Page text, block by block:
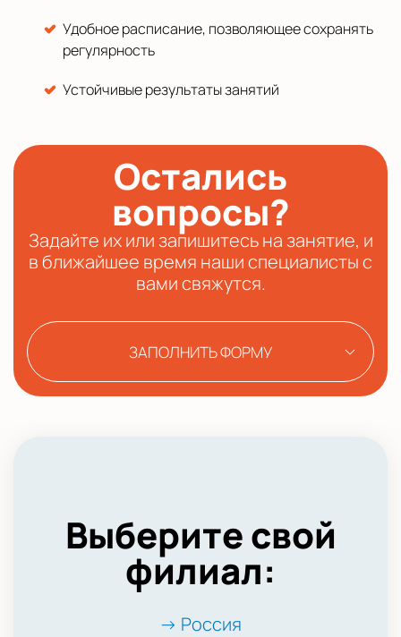
Удобное расписание, позволяющее сохранять
регулярность
Устойчивые результаты занятий
Остались
вопросы?
Задайте их или запишитесь на занятие, и
в ближайшее время наши специалисты с
вами свяжутся.
ЗАПОЛНИТЬ ФОРМУ
Выберите свой
филиал:
→ Россия